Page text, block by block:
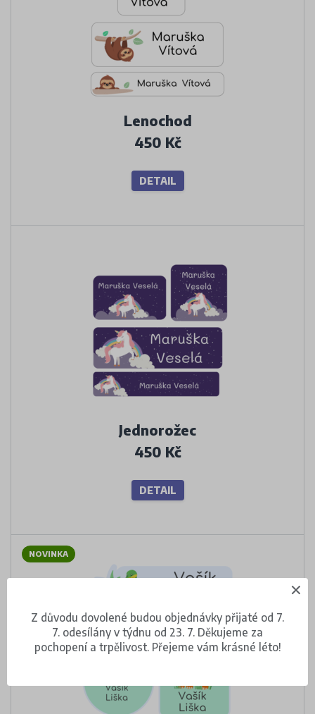
Lenochod
450 Kč
DETAIL
Jednorožec
450 Kč
DETAIL
NOVINKA
Z důvodu dovolené budou objednávky přijaté od 7.
7. odesílány v týdnu od 23. 7. Děkujeme za
pochopení a trpělivost. Přejeme vám krásné léto!